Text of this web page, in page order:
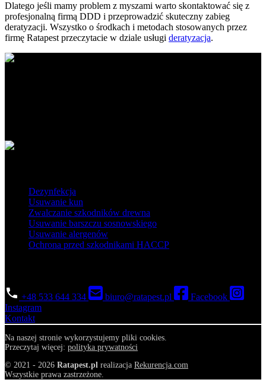
Dlatego jeśli mamy problem z myszami warto skontaktować się z
profesjonalną firmą DDD i przeprowadzić skuteczny zabieg
deratyzacji. Wszystko o środkach i metodach stosowanych przez
firmę Ratapest przeczytacie w dziale usługi deratyzacja.
Dezynfekcja
Usuwanie kun
Zwalczanie szkodników drewna
Usuwanie barszczu sosnowskiego
Usuwanie alergenów
Ochrona przed szkodnikami HACCP
+48 533 644 334 biuro@ratapest.pl
Facebook
Instagram
Kontakt
Na naszej stronie wykorzystujemy pliki cookies.
Przeczytaj więcej: polityka prywatności
© 2021 - 2026 Ratapest.pl realizacja Rekurencja.com
Wszystkie prawa zastrzeżone.